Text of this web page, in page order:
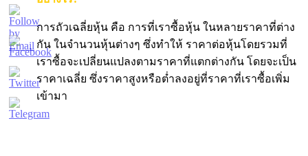
การถัวเฉลี่ยหุ้น คือ การที่เราซื้อหุ้น ในหลายราคาที่ต่าง
กัน ในจำนวนหุ้นต่างๆ ซึ่งทำให้ ราคาต่อหุ้นโดยรวมที่
เราซื้อจะเปลี่ยนแปลงตามราคาที่แตกต่างกัน โดยจะเป็น
ราคาเฉลี่ย ซึ่งราคาสูงหรือต่ำลงอยู่ที่ราคาที่เราซื้อเพิ่ม
เข้ามา